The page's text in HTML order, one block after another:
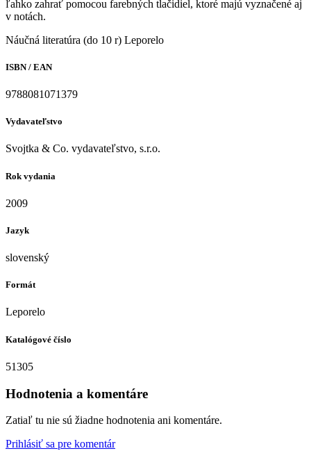
ľahko zahrať pomocou farebných tlačidiel, ktoré majú vyznačené aj
v notách.
Náučná literatúra (do 10 r) Leporelo
ISBN / EAN
9788081071379
Vydavateľstvo
Svojtka & Co. vydavateľstvo, s.r.o.
Rok vydania
2009
Jazyk
slovenský
Formát
Leporelo
Katalógové číslo
51305
Hodnotenia a komentáre
Zatiaľ tu nie sú žiadne hodnotenia ani komentáre.
Prihlásiť sa pre komentár